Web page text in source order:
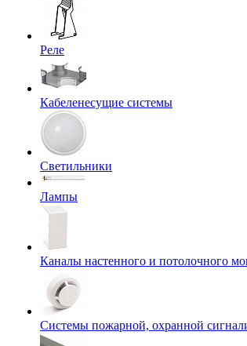
Реле
Кабеленесущие системы
Светильники
Лампы
Каналы настенного и потолочного
Системы пожарной, охранной